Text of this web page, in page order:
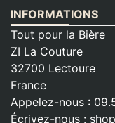
INFORMATIONS
Tout pour la Bière
ZI La Couture
32700 Lectoure
France
Appelez-nous :
Écrivez-nous :